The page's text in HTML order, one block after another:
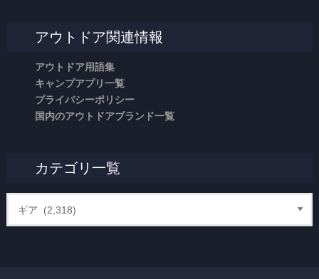
アウトドア関連情報
アウトドア用語集
キャンプアプリ一覧
プライバシーポリシー
国内のアウトドアブランド一覧
カテゴリ一覧